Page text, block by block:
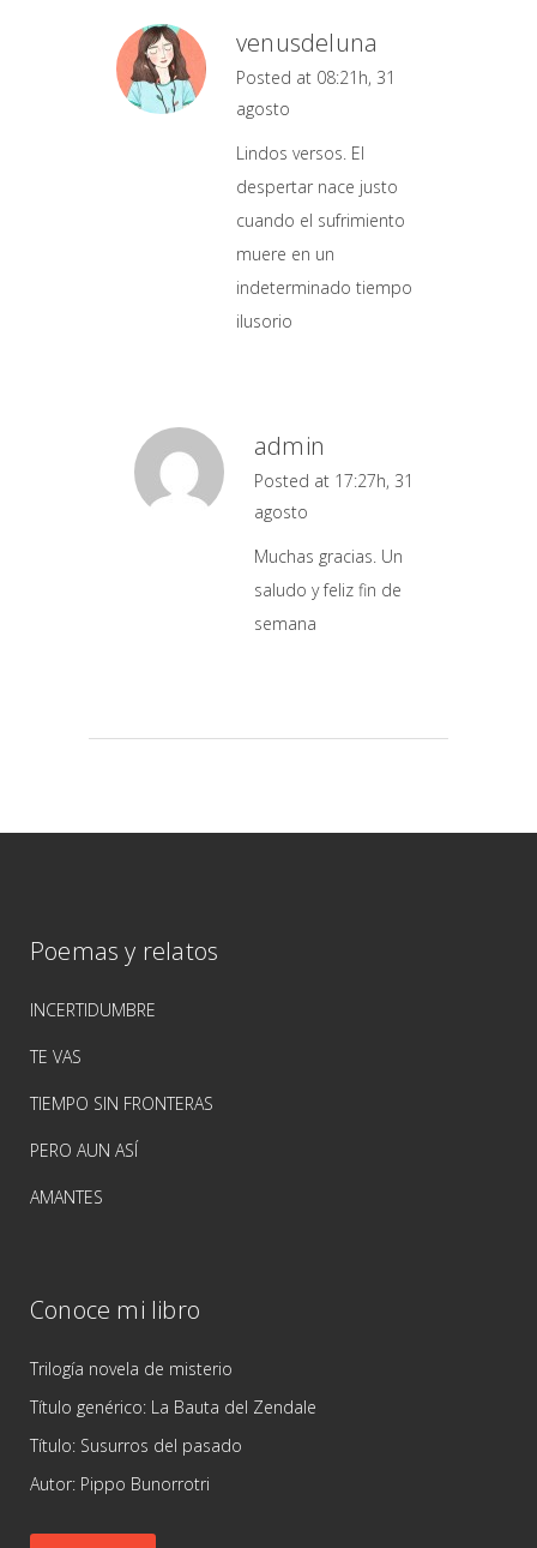
venusdeluna
Posted at 08:21h, 31
agosto
Lindos versos. El
despertar nace justo
cuando el sufrimiento
muere en un
indeterminado tiempo
ilusorio
admin
Posted at 17:27h, 31
agosto
Muchas gracias. Un
saludo y feliz fin de
semana
Poemas y relatos
INCERTIDUMBRE
TE VAS
TIEMPO SIN FRONTERAS
PERO AUN ASÍ
AMANTES
Conoce mi libro
Trilogía novela de misterio
Título genérico: La Bauta del Zendale
Título: Susurros del pasado
Autor: Pippo Bunorrotri